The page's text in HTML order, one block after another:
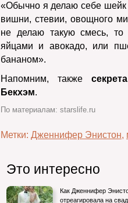
«Обычно я делаю себе шейк
вишни, стевии, овощного
не делаю такую смесь, то
яйцами и авокадо, или
бананом».
Напомним, также
Бекхэм.
По материалам: starslife.ru
Метки: Дженнифер Энистон,
Это интересно
Как Дженнифер
отреагировала на